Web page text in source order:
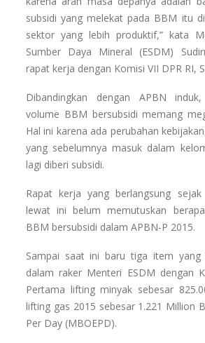
subsidi yang melekat pada BBM itu
sektor yang lebih produktif,” kata
Sumber Daya Mineral (ESDM)
rapat kerja dengan Komisi VII DPR RI,
Dibandingkan dengan APBN
volume BBM bersubsidi memang
Hal ini karena ada perubahan
yang sebelumnya masuk dalam
lagi diberi subsidi.
Rapat kerja yang berlangsung
lewat ini belum memutuskan
BBM bersubsidi dalam APBN-P 2015.
Sampai saat ini baru tiga item yang
dalam raker Menteri ESDM dengan
Pertama lifting minyak sebesar
lifting gas 2015 sebesar 1.221 Million
Per Day (MBOEPD).